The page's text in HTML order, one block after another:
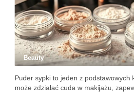
Beauty
Puder sypki to jeden z podstawowych
może zdziałać cuda w makijażu,